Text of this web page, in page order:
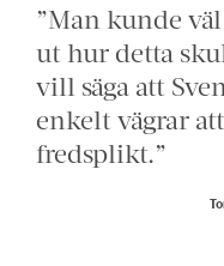
”Man kunde
ut hur detta
vill säga att
enkelt vägrar
fredsplikt.”